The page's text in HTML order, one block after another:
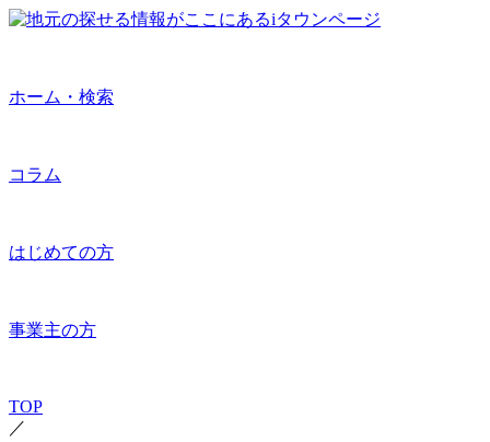
ホーム・検索
コラム
はじめての方
事業主の方
TOP
／